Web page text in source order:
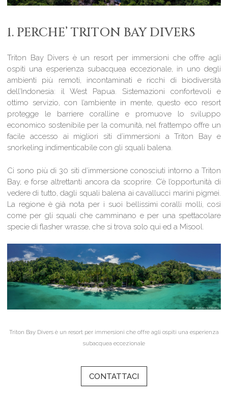
1. PERCHE’ TRITON BAY DIVERS
Triton Bay Divers è un resort per immersioni che offre agli
ospiti una esperienza subacquea eccezionale, in uno degli
ambienti più remoti, incontaminati e ricchi di biodiversità
dell’Indonesia: il West Papua. Sistemazioni confortevoli e
ottimo servizio, con l’ambiente in mente, questo eco resort
protegge le barriere coralline e promuove lo sviluppo
economico sostenibile per la comunità, nel frattempo offre un
facile accesso ai migliori siti d’immersioni a Triton Bay e
snorkeling indimenticabile con gli squali balena.
Ci sono più di 30 siti d’immersione conosciuti intorno a Triton
Bay, e forse altrettanti ancora da scoprire. C’è l’opportunità di
vedere di tutto, dagli squali balena ai cavallucci marini pigmei.
La regione è già nota per i suoi bellissimi coralli molli, così
come per gli squali che camminano e per una spettacolare
specie di flasher wrasse, che si trova solo qui ed a Misool.
Triton Bay Divers è un resort per immersioni che offre agli ospiti una esperienza
subacquea eccezionale
CONTATTACI